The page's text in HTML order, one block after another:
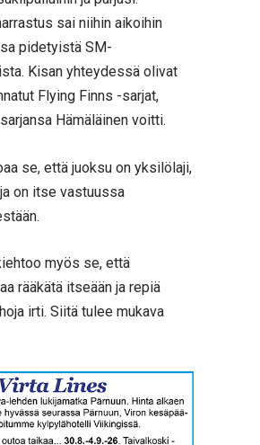
sai niihin aikoihin
pidetyistä SM-
Kisan yhteydessä olivat
Flying Finns -sarjat,
Hämäläinen voitti.
se, että juoksu on yksilölaji,
on itse vastuussa
myös se, että
rääkätä itseään ja repiä
irti. Siitä tulee mukava